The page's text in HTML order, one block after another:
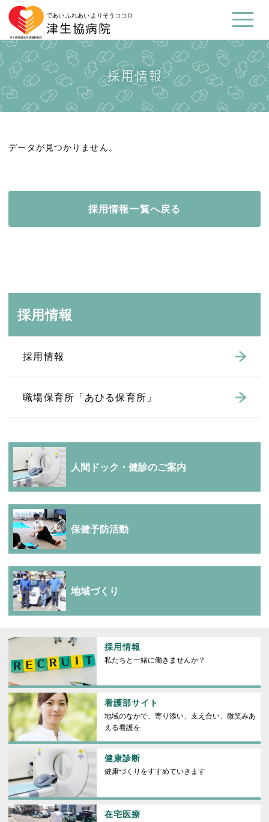
であい ふれあい よりそうココロ
津生協病院
採用情報
データが見つかりません。
採用情報一覧へ戻る
採用情報
採用情報
職場保育所「あひる保育所」
人間ドック・健診のご案内
保健予防活動
地域づくり
採用情報
私たちと一緒に働きませんか？
看護部サイト
地域のなかで、寄り添い、支え合い、微笑みあ
える看護を
健康診断
健康づくりをすすめていきます
在宅医療